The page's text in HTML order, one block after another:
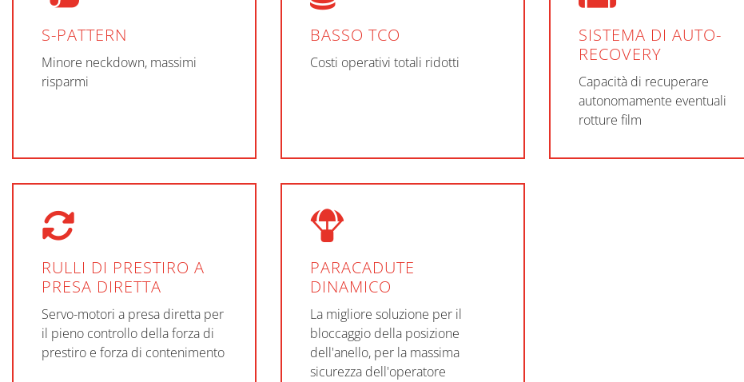
S-PATTERN
Minore neckdown, massimi
risparmi
BASSO TCO
Costi operativi totali ridotti
SISTEMA DI AUTO-
RECOVERY
Capacità di recuperare
autonomamente eventuali
rotture film
RULLI DI PRESTIRO A
PRESA DIRETTA
Servo-motori a presa diretta per
il pieno controllo della forza di
prestiro e forza di contenimento
PARACADUTE
DINAMICO
La migliore soluzione per il
bloccaggio della posizione
dell'anello, per la massima
sicurezza dell'operatore